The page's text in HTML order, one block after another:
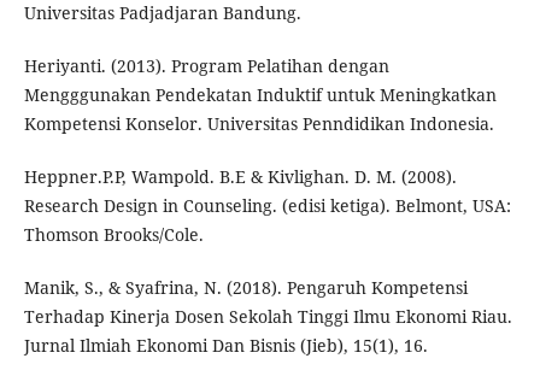
Universitas Padjadjaran Bandung.
Heriyanti. (2013). Program Pelatihan dengan
Mengggunakan Pendekatan Induktif untuk Meningkatkan
Kompetensi Konselor. Universitas Penndidikan Indonesia.
Heppner.P.P, Wampold. B.E & Kivlighan. D. M. (2008).
Research Design in Counseling. (edisi ketiga). Belmont, USA:
Thomson Brooks/Cole.
Manik, S., & Syafrina, N. (2018). Pengaruh Kompetensi
Terhadap Kinerja Dosen Sekolah Tinggi Ilmu Ekonomi Riau.
Jurnal Ilmiah Ekonomi Dan Bisnis (Jieb), 15(1), 16.